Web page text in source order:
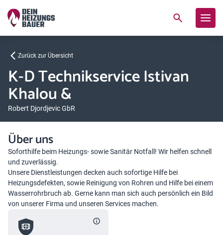
Zurück zur Übersicht
K-D Technikservice Istivan
Khalou &
Robert Djordjevic GbR
Über uns
Soforthilfe beim Heizungs- sowie Sanitär Notfall! Wir helfen schnell
und zuverlässig.
Unsere Dienstleistungen decken auch sofortige Hilfe bei
Heizungsdefekten, sowie Reinigung von Rohren und Hilfe bei einem
Wasserrohrbruch ab. Gerne kann man sich auch persönlich ein Bild
von unserer Firma und unseren Services machen.